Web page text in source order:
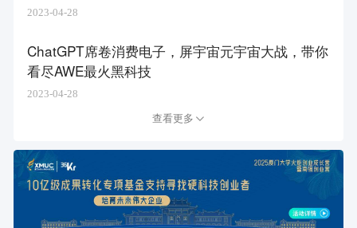
2023-04-28
ChatGPT席卷消费电子，屏宇宙元宇宙大战，带你
看尽AWE最火黑科技
2023-04-28
查看更多